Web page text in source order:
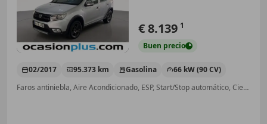
€ 8.139 1
Buen precio
02/2017 95.373 km Gasolina
66 kW (90 CV)
Faros antiniebla, Aire Acondicionado, ESP, Start/Stop automático, Cierre centralizado, Airbags laterales, ABS